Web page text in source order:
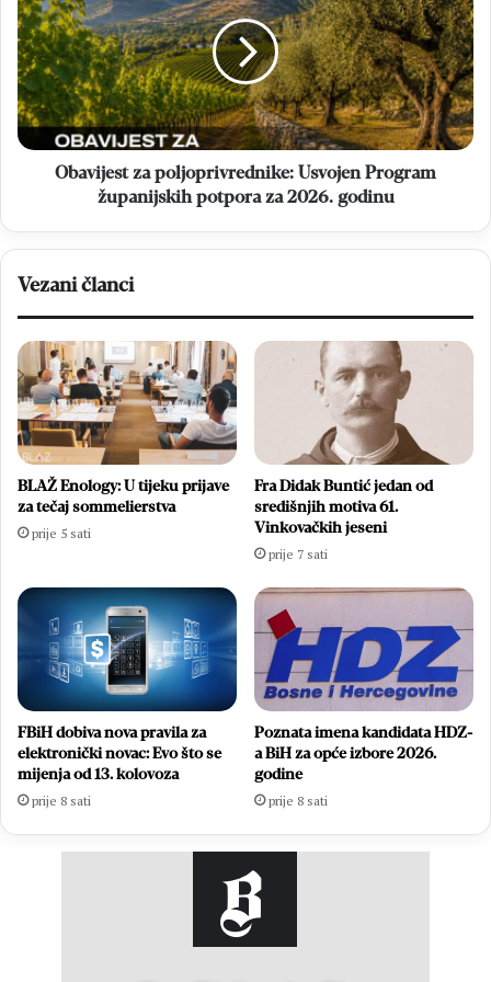
poljoprivrednike:
Usvojen
Program
županijskih
potpora
za
2026.
godinuObavijest za poljoprivrednike: Usvojen Program
županijskih potpora za 2026. godinu
Vezani članci
BLAŽ Enology: U tijeku prijave
za tečaj sommelierstva
prije 5 sati
Fra Didak Buntić jedan od
središnjih motiva 61.
Vinkovačkih jeseni
prije 7 sati
FBiH dobiva nova pravila za
elektronički novac: Evo što se
mijenja od 13. kolovoza
prije 8 sati
Poznata imena kandidata HDZ-
a BiH za opće izbore 2026.
godine
prije 8 sati